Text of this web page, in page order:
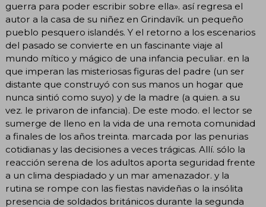
guerra para poder escribir sobre ella». así regresa el
autor a la casa de su niñez en Grindavík. un pequeño
pueblo pesquero islandés. Y el retorno a los escenarios
del pasado se convierte en un fascinante viaje al
mundo mítico y mágico de una infancia peculiar. en la
que imperan las misteriosas figuras del padre (un ser
distante que construyó con sus manos un hogar que
nunca sintió como suyo) y de la madre (a quien. a su
vez. le privaron de infancia). De este modo. el lector se
sumerge de lleno en la vida de una remota comunidad
a finales de los años treinta. marcada por las penurias
cotidianas y las decisiones a veces trágicas. Allí. sólo la
reacción serena de los adultos aporta seguridad frente
a un clima despiadado y un mar amenazador. y la
rutina se rompe con las fiestas navideñas o la insólita
presencia de soldados británicos durante la segunda